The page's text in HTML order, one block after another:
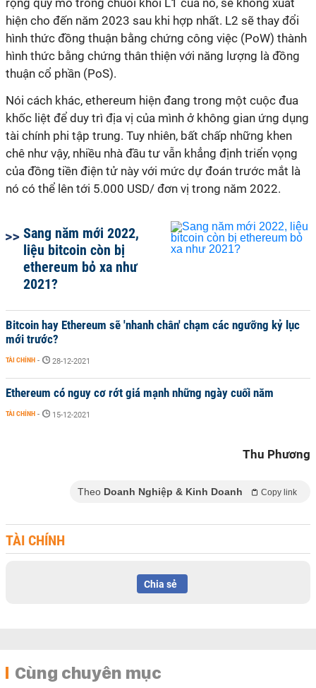
rộng quy mô trong chuỗi khối L1 của nó, sẽ không xuất
hiện cho đến năm 2023 sau khi hợp nhất. L2 sẽ thay đổi
hình thức đồng thuận bằng chứng công việc (PoW) thành
hình thức bằng chứng thân thiện với năng lượng là đồng
thuận cổ phần (PoS).
Nói cách khác, ethereum hiện đang trong một cuộc đua
khốc liệt để duy trì địa vị của mình ở không gian ứng dụng
tài chính phi tập trung. Tuy nhiên, bất chấp những khen
chê như vậy, nhiều nhà đầu tư vẫn khẳng định triển vọng
của đồng tiền điện tử này với mức dự đoán trước mắt là
nó có thể lên tới 5.000 USD/ đơn vị trong năm 2022.
Sang năm mới 2022,
liệu bitcoin còn bị
ethereum bỏ xa như
2021?
Bitcoin hay Ethereum sẽ 'nhanh chân' chạm các ngưỡng kỷ lục
mới trước?
TÀI CHÍNH - 28-12-2021
Ethereum có nguy cơ rớt giá mạnh những ngày cuối năm
TÀI CHÍNH - 15-12-2021
Thu Phương
Theo Doanh Nghiệp & Kinh Doanh Copy link
TÀI CHÍNH
Chia sẻ
Cùng chuyên mục